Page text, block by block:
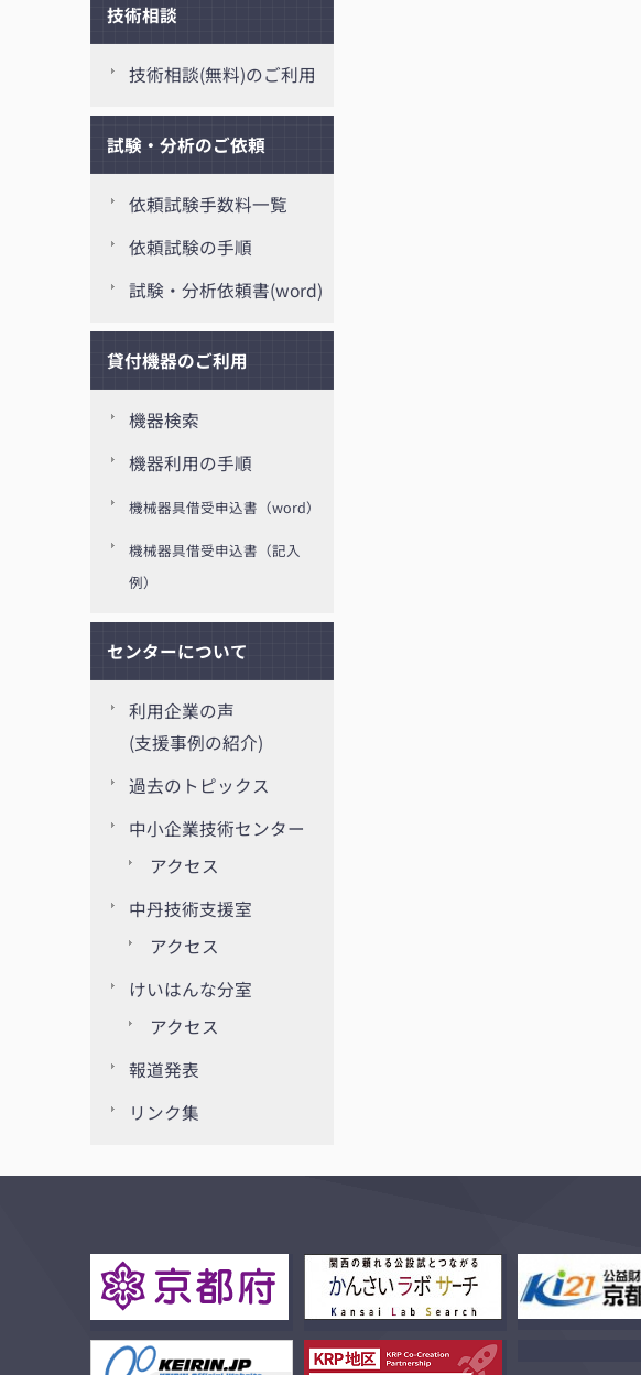
技術相談
技術相談(無料)のご利用
試験・分析のご依頼
依頼試験手数料一覧
依頼試験の手順
試験・分析依頼書(word)
貸付機器のご利用
機器検索
機器利用の手順
機械器具借受申込書（word）
機械器具借受申込書（記入
例）
センターについて
利用企業の声
(支援事例の紹介)
過去のトピックス
中小企業技術センター
アクセス
中丹技術支援室
アクセス
けいはんな分室
アクセス
報道発表
リンク集